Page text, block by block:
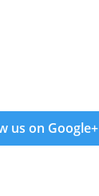
us on Google+